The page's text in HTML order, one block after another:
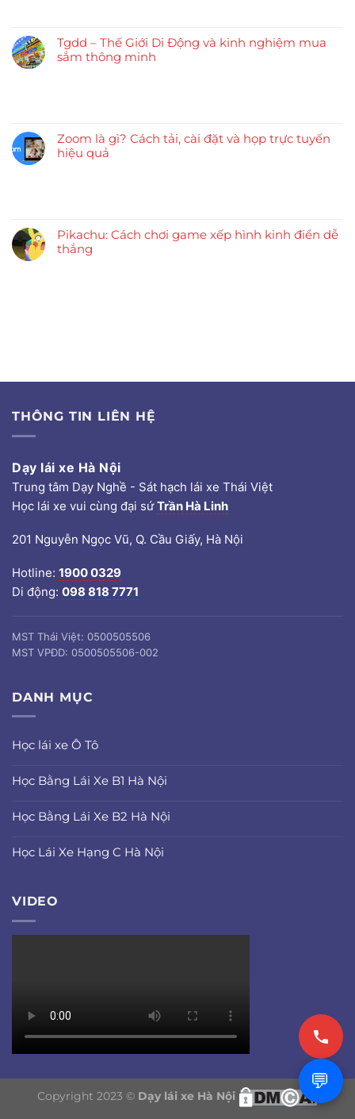
Tgdd – Thế Giới Di Động và kinh nghiệm mua
sắm thông minh
Zoom là gì? Cách tải, cài đặt và họp trực tuyến
hiệu quả
Pikachu: Cách chơi game xếp hình kinh điển dễ
thắng
THÔNG TIN LIÊN HỆ
Dạy lái xe Hà Nội
Trung tâm Dạy Nghề - Sát hạch lái xe Thái Việt
Học lái xe vui cùng đại sứTrần Hà Linh
201 Nguyễn Ngọc Vũ, Q. Cầu Giấy, Hà Nội
Hotline: 1900 0329
Di động: 098 818 7771
MST Thái Việt: 0500505506
MST VPĐD: 0500505506-002
DANH MỤC
Học lái xe Ô Tô
Học Bằng Lái Xe B1 Hà Nội
Học Bằng Lái Xe B2 Hà Nội
Học Lái Xe Hạng C Hà Nội
VIDEO
Copyright 2023 © Dạy lái xe Hà Nội
💬